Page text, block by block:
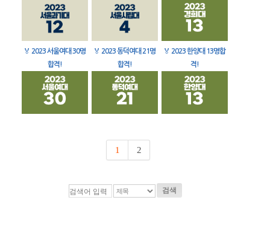
🏅 2023 서울여대 30명
합격!
🏅 2023 동덕여대 21명
합격!
🏅 2023 한양대 13명합
격!
1 2
검색